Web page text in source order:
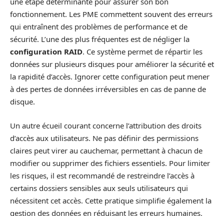
fonctionnement. Les PME commettent souvent des erreurs
qui entraînent des problèmes de performance et de
sécurité. L’une des plus fréquentes est de négliger la
configuration RAID. Ce système permet de répartir les
données sur plusieurs disques pour améliorer la sécurité et
la rapidité d’accès. Ignorer cette configuration peut mener
à des pertes de données irréversibles en cas de panne de
disque.
Un autre écueil courant concerne l’attribution des droits
d’accès aux utilisateurs. Ne pas définir des permissions
claires peut virer au cauchemar, permettant à chacun de
modifier ou supprimer des fichiers essentiels. Pour limiter
les risques, il est recommandé de restreindre l’accès à
certains dossiers sensibles aux seuls utilisateurs qui
nécessitent cet accès. Cette pratique simplifie également la
gestion des données en réduisant les erreurs humaines.